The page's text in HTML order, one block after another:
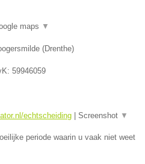
maps ▼
(Drenthe)
59946059
echtscheiding Screenshot ▼
periode waarin u vaak niet weet